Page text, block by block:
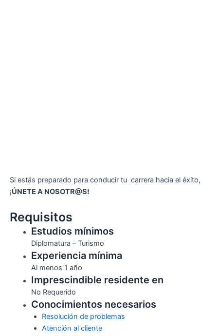
Si estás preparado para conducir tu carrera hacia el éxito,
¡ÚNETE A NOSOTR@S!
Requisitos
Estudios mínimos
Diplomatura – Turismo
Experiencia mínima
Al menos 1 año
Imprescindible residente en
No Requerido
Conocimientos necesarios
Resolución de problemas
Atención al cliente